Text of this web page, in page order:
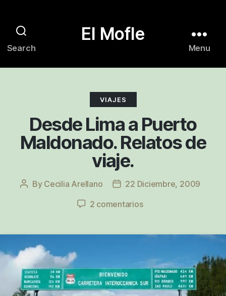
Search
El Mofle
Menu
Categories
VIAJES
Desde Lima a Puerto
Maldonado. Relatos de
viaje.
Post
By Cecilia Arellano
Post22 Diciembre, 2009
2 comentariosen
Maldonado.
Relatos
de